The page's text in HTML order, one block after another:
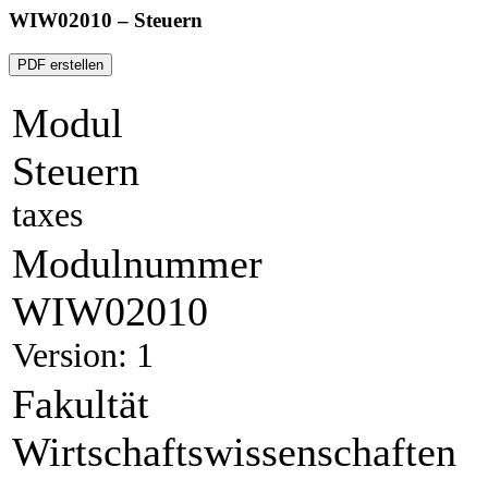
WIW02010 – Steuern
PDF erstellen
Modul
Steuern
taxes
Modulnummer
WIW02010
Version: 1
Fakultät
Wirtschaftswissenschaften